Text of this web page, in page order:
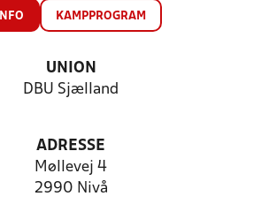
INFO KAMPPROGRAM
UNION
DBU Sjælland
ADRESSE
Møllevej 4
2990 Nivå